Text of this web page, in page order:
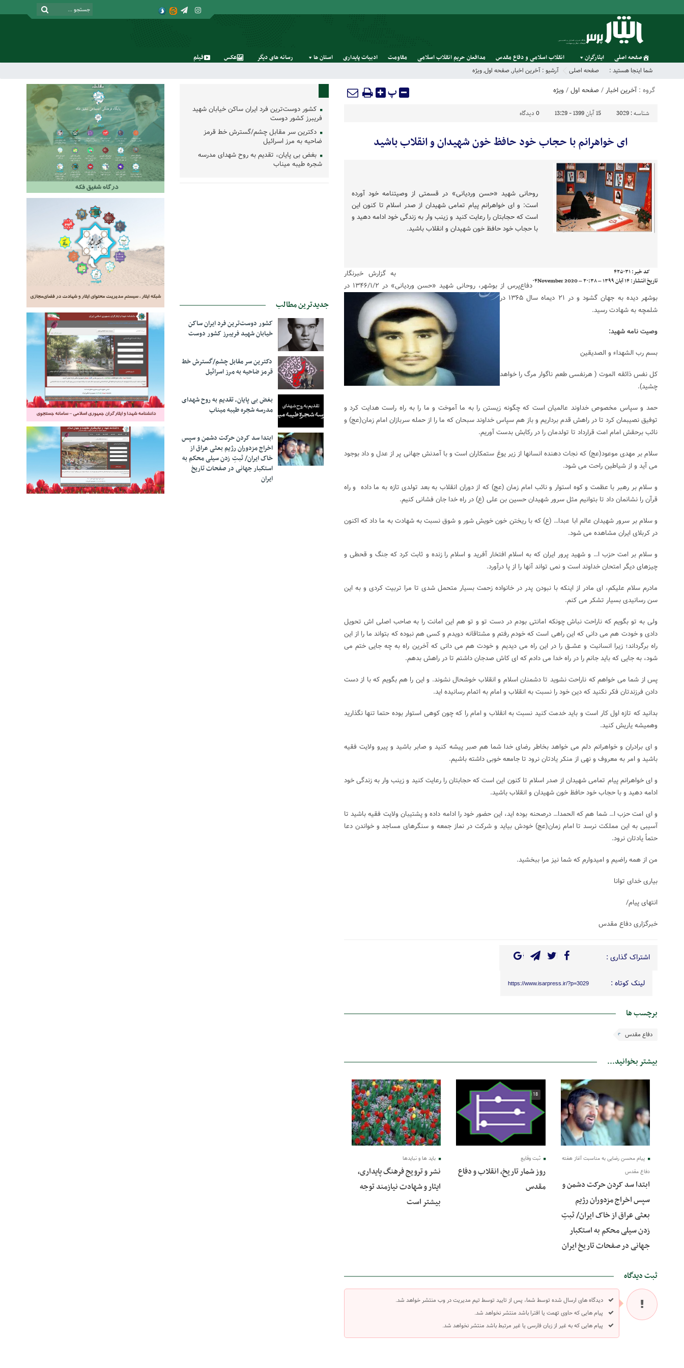
صفحه اصلی ایثارگران انقلاب اسلامی و دفاع مقدس مدافعان حریم انقلاب اسلامی مقاومت ادبیات پایداری استان‌ ها رسانه‌ های‌ دیگر عکس فیلم
شما اینجا هستید : صفحه اصلی آرشیو : آخرین اخبار,صفحه اول,ویژه
گروه : آخرین اخبار / صفحه اول/ ویژه پ
شناسه : 3029 15 آبان 1399 - 13:29 0 دیدگاه
ای خواهرانم با حجاب خود حافظ خون شهیدان و انقلاب باشید
روحانی شهید «حسن وردیانی» در قسمتی از وصیتنامه خود آورده
است: و ای خواهرانم پیام تمامی شهیدان از صدر اسلام تا کنون این
است که حجابتان را رعایت کنید و زینب وار به زندگی خود ادامه دهید و
با حجاب خود حافظ خون شهیدان و انقلاب باشید.
کد خبر: ۴۲۵۰۳۱
تاریخ انتشار:۱۴ آبان ۱۳۹۹ – ۲۰:۳۸ – ۰۴November 2020
به گزارش خبرنگار
دفاع‌پرس از بوشهر، روحانی شهید
«حسن وردیانی» در ۱۳۴۶/۱/۲ در
بوشهر دیده به جهان گشود و در ۲۱ دیماه سال ۱۳۶۵ در
شلمچه به شهادت رسید.
وصیت نامه شهید:
بسم رب الشهداء و الصدیقین
کل نفس ذائقه الموت ( هرنفسی طعم ناگوار مرگ را خواهد
چشید).
حمد و سپاس مخصوص خداوند عالمیان است که چگونه زیستن را به ما آموخت و ما را به راه راست هدایت کرد و
توفیق نصیبمان کرد تا در راهش قدم برداریم و باز هم سپاس خداوند سبحان که ما را از حمله سربازان امام زمان(عج) و
نائب برحقش امام امت قرارداد تا تولدمان را در رکابش بدست آوریم.
سلام بر مهدی موعود(عج) که نجات دهنده انسانها از زیر یوغ ستمکاران است و با آمدنش جهانی پر از عدل و داد بوجود
می آید و از شیاطین راحت می شود.
و سلام بر رهبر با عظمت و کوه استوار و نائب امام زمان (عج) که از دوران انقلاب به بعد تولدی تازه به ما داده و راه
قرآن را نشانمان داد تا بتوانیم مثل سرور شهیدان حسین بن علی (ع) در راه خدا جان فشانی کنیم.
و سلام بر سرور شهیدان عالم ابا عبدا… (ع) که با ریختن خون خویش شور و شوق نسبت به شهادت به ما داد که اکنون
در کربلای ایران مشاهده می شود.
و سلام بر امت حزب ا… و شهید پرور ایران که به اسلام افتخار آفرید و اسلام را زنده و ثابت کرد که جنگ و قحطی و
چیزهای دیگر امتحان خداوند است و نمی تواند آنها را از پا درآورد.
مادرم سلام علیکم، ای مادر از اینکه با نبودن پدر در خانواده زحمت بسیار متحمل شدی تا مرا تربیت کردی و به این
سن رسانیدی بسیار تشکر می کنم.
ولی به تو بگویم که ناراحت نباش چونکه امانتی بودم در دست تو و تو هم این امانت را به صاحب اصلی اش تحویل
دادی و خودت هم می دانی که این راهی است که خودم رفتم و مشتاقانه دویدم و کسی هم نبوده که بتواند ما را از این
راه برگرداند؛ زیرا انسانیت و عشــق را در این راه می دیدیم و خودت هم می دانی که آخرین راه به چه جایی ختم می
شود، به جایی که باید جانم را در راه خدا می دادم که ای کاش صدجان داشتم تا در راهش بدهم.
پس از شما می خواهم که ناراحت نشوید تا دشمنان اسلام و انقلاب خوشحال نشوند. و این را هم بگویم که با از دست
دادن فرزندتان فکر نکنید که دین خود را نسبت به انقلاب و امام به اتمام رسانیده اید.
بدانید که تازه اول کار است و باید خدمت کنید نسبت به انقلاب و امام را که چون کوهی استوار بوده حتما تنها نگذارید
وهمیشه یاریش کنید.
و ای برادران و خواهرانم دلم می خواهد بخاطر رضای خدا شما هم صبر پیشه کنید و صابر باشید و پیرو ولایت فقیه
باشید و امر به معروف و نهی از منکر یادتان نرود تا جامعه خوبی داشته باشیم.
و ای خواهرانم پیام تمامی شهیدان از صدر اسلام تا کنون این است که حجابتان را رعایت کنید و زینب وار به زندگی خود
ادامه دهید و با حجاب خود حافظ خون شهیدان و انقلاب باشید.
و ای امت حزب ا… شما هم که الحمدا… درصحنه بوده اید، این حضور خود را ادامه داده و پشتیبان ولایت فقیه باشید تا
آسیبی به این مملکت نرسد تا امام زمان(عج) خودش بیاید و شرکت در نماز جمعه و سنگرهای مساجد و خواندن دعا
حتماً یادتان نرود.
من از همه راضیم و امیدوارم که شما نیز مرا ببخشید.
بیاری خدای توانا
انتهای پیام/
خبرگزاری دفاع مقدس
اشتراک گذاری :
لینک کوتاه : https://www.isarpress.ir/?p=3029
برچسب ها
دفاع مقدس
بیشتر بخوانید...
پیام محسن رضایی به مناسبت آغاز هفته
دفاع مقدس
ابتدا سد کردن حرکت دشمن و
سپس اخراج مزدوران رژیم
بعثی عراق از خاک ایران/ ثبتِ
زدن سیلی محکم به استکبار
جهانی در صفحات تاریخ ایران
18 اسفند 1402
ثبت وقایع
روز شمار تاریخ، انقلاب و دفاع
مقدس
16 اسفند 1402
باید ها و نبایدها
نشر و ترویج فرهنگ پایداری،
ایثار و شهادت نیازمند توجه
بیشتر است
ثبت دیدگاه
دیدگاه های ارسال شده توسط شما، پس از تایید توسط تیم مدیریت در وب منتشر خواهد شد.
پیام هایی که حاوی تهمت یا افترا باشد منتشر نخواهد شد.
پیام هایی که به غیر از زبان فارسی یا غیر مرتبط باشد منتشر نخواهد شد.
کشور دوست‌ترین فرد ایران ساکن خیابان شهید
فریبرز کشور دوست
دکترین سر مقابل چشم/گسترش خط قرمز
ضاحیه به مرز اسرائیل
بغض بی پایان، تقدیم به روح شهدای مدرسه
شجره طیبه میناب
جدیدترین مطالب
کشور دوست‌ترین فرد ایران ساکن
خیابان شهید فریبرز کشور دوست
دکترین سر مقابل چشم/گسترش خط
قرمز ضاحیه به مرز اسرائیل
بغض بی پایان، تقدیم به روح شهدای
مدرسه شجره طیبه میناب
ابتدا سد کردن حرکت دشمن و سپس
اخراج مزدوران رژیم بعثی عراق از
خاک ایران/ ثبتِ زدن سیلی محکم به
استکبار جهانی در صفحات تاریخ
ایران